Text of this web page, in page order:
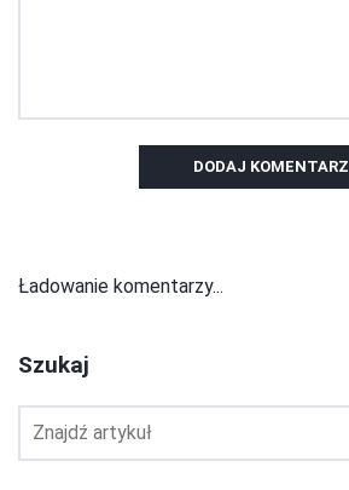
DODAJ KOMENTARZ
Ładowanie komentarzy...
Szukaj